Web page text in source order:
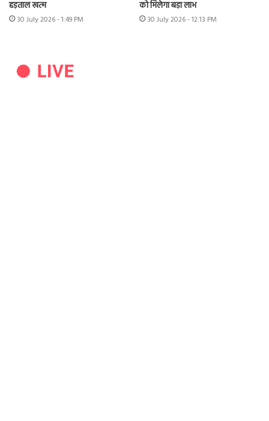
हड़ताल खत्म
30 July 2026 - 1:49 PM
को मिलेगा बड़ा लाभ
30 July 2026 - 12:13 PM